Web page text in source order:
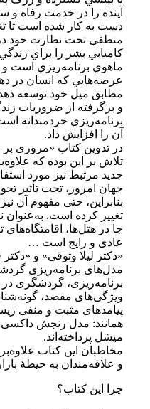
آينده را در خدمت رفاه و
دست به كار شده است تا
منطقي تحت نظارت خود
كاميابي بشر را براي
ماهوي برنامه‌ريزي است و
عرصه‌هايي كه انسان در
مطابق ميل خود توسعه
و برگرفته از ضروريات
برنامه‌ريزي خردمندانه‌
آن را افزایش داد.
در تدوین کتاب «مروری
تلاش بر این بوده که
جدید مرتبط نیز مورد
جهان امروز، تحت تأثیر
بنابراین، حتی مفهوم آن
تغییر کرده است. به‌عنوان
جا در هتل‌ها،
عادی و رایج است …
«دکتر لیلا وثوقی» و
مدل‌های برنامه‌ریزی
برنامه‌ریزی، گردشگری
ویژگی‌های مقصد،
پیامدهای مثبت و منفی
همانند: مدل رنجش
میشل پرداخته‌اند.
مخاطبان این کتاب
و علاقه‌مندان به حیطۀ
چرا این کتاب؟